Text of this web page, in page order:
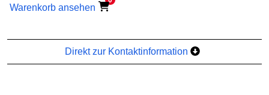
Warenkorb ansehen
Direkt zur Kontaktinformation